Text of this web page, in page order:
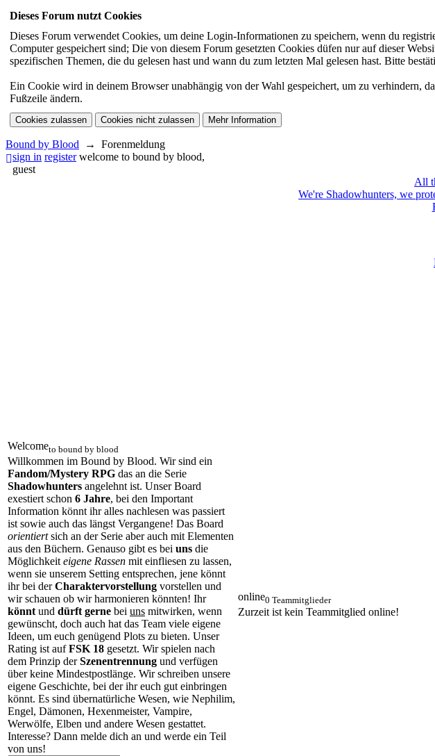
Dieses Forum nutzt Cookies
Dieses Forum verwendet Cookies, um deine Login-Informationen zu speichern, wenn du
Computer gespeichert sind; Die von diesem Forum gesetzten Cookies düfen nur auf dieser
spezifischen Themen, die du gelesen hast und wann du zum letzten Mal gelesen hast. Bitte
Ein Cookie wird in deinem Browser unabhängig von der Wahl gespeichert, um zu verhindern,
Fußzeile ändern.
Bound by Blood → Forenmeldung
sign in register welcome to bound by blood,
guest
All
We're Shadowhunters, we
Welcometo bound by blood
Willkommen im Bound by Blood. Wir sind ein
Fandom/Mystery RPG das an die Serie
Shadowhunters angelehnt ist. Unser Board
exestiert schon 6 Jahre, bei den Important
Information könnt ihr alles nachlesen was passiert
ist sowie auch das längst Vergangene! Das Board
orientiertsich an der Serie aber auch mit Elementen
aus den Büchern. Genauso gibt es bei uns die
Möglichkeit eigene Rassen mit einfliesen zu lassen,
wenn sie unserem Setting entsprechen, jene könnt
ihr bei derCharaktervorstellung vorstellen und
wir schauen ob wir harmonieren könnten! Ihr
könnt und dürft gerne bei uns mitwirken, wenn
gewünscht, doch auch hat das Team viele eigene
Ideen, um euch genügend Plots zu bieten. Unser
Rating ist aufFSK 18 gesetzt. Wir spielen nach
dem Prinzip derSzenentrennung und verfügen
über keine Mindestpostlänge. Wir schreiben unsere
eigene Geschichte, bei der ihr euch gut einbringen
könnt. Es sind übernatürliche Wesen, wie Nephilim,
Engel, Dämonen, Hexenmeister, Vampire,
Werwölfe, Elben und andere Wesen gestattet.
Interesse? Dann melde dich an und werde ein Teil
von uns!
online0 Teammitglieder
Zurzeit ist kein Teammitglied online!